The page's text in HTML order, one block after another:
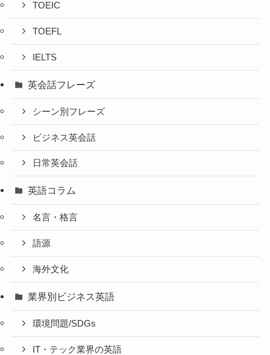
TOEIC
TOEFL
IELTS
英会話フレーズ
シーン別フレーズ
ビジネス英会話
日常英会話
英語コラム
名言・格言
語源
海外文化
業界別ビジネス英語
環境問題/SDGs
IT・テック業界の英語